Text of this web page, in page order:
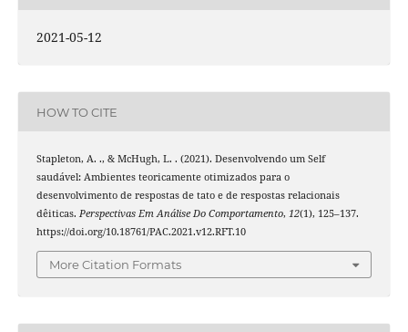
2021-05-12
HOW TO CITE
Stapleton, A. ., & McHugh, L. . (2021). Desenvolvendo um Self
saudável: Ambientes teoricamente otimizados para o
desenvolvimento de respostas de tato e de respostas relacionais
dêiticas. Perspectivas Em Análise Do Comportamento, 12(1), 125–137.
https://doi.org/10.18761/PAC.2021.v12.RFT.10
More Citation Formats